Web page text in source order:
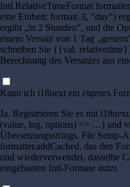
Intl.RelativeTimeFormat
eine Einheit: format(-3, "day")
ergibt „in 2 Stunden", und die
einem Versatz von 1 Tag
schreiben Sie {{val,
Berechnung des Versatzes aus
Kann ich i18next ein eigenes
Ja. Registrieren Sie es mit
(value, lng, options) => …) und
Übersetzungsstrings. Für Setup-
formatter.addCached, das den
und wiederverwendet, dasselbe
eingebauten Intl-Formate nutzt.